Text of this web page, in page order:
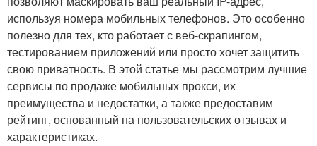
используя номера мобильных телефонов. Это особенно
полезно для тех, кто работает с веб-скрапингом,
тестированием приложений или просто хочет защитить
свою приватность. В этой статье мы рассмотрим лучшие
сервисы по продаже мобильных прокси, их
преимущества и недостатки, а также предоставим
рейтинг, основанный на пользовательских отзывах и
характеристиках.